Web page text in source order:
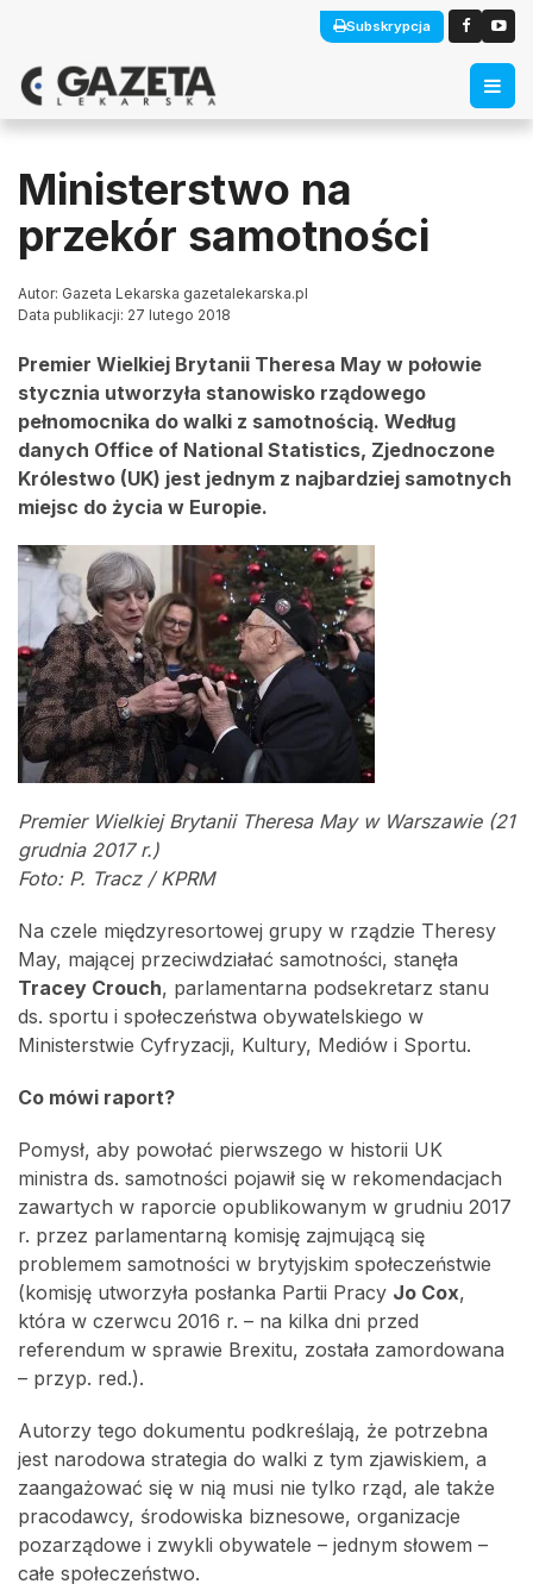
Subskrypcja
Ministerstwo na
przekór samotności
Autor: Gazeta Lekarska gazetalekarska.pl
Data publikacji: 27 lutego 2018
Premier Wielkiej Brytanii Theresa May w połowie
stycznia utworzyła stanowisko rządowego
pełnomocnika do walki z samotnością. Według
danych Office of National Statistics, Zjednoczone
Królestwo (UK) jest jednym z najbardziej samotnych
miejsc do życia w Europie.
Premier Wielkiej Brytanii Theresa May w Warszawie (21
grudnia 2017 r.)
Foto: P. Tracz / KPRM
Na czele międzyresortowej grupy w rządzie Theresy
May, mającej przeciwdziałać samotności, stanęła
Tracey Crouch, parlamentarna podsekretarz stanu
ds. sportu i społeczeństwa obywatelskiego w
Ministerstwie Cyfryzacji, Kultury, Mediów i Sportu.
Co mówi raport?
Pomysł, aby powołać pierwszego w historii UK
ministra ds. samotności pojawił się w rekomendacjach
zawartych w raporcie opublikowanym w grudniu 2017
r. przez parlamentarną komisję zajmującą się
problemem samotności w brytyjskim społeczeństwie
(komisję utworzyła posłanka Partii Pracy Jo Cox,
która w czerwcu 2016 r. – na kilka dni przed
referendum w sprawie Brexitu, została zamordowana
– przyp. red.).
Autorzy tego dokumentu podkreślają, że potrzebna
jest narodowa strategia do walki z tym zjawiskiem, a
zaangażować się w nią musi nie tylko rząd, ale także
pracodawcy, środowiska biznesowe, organizacje
pozarządowe i zwykli obywatele – jednym słowem –
całe społeczeństwo.